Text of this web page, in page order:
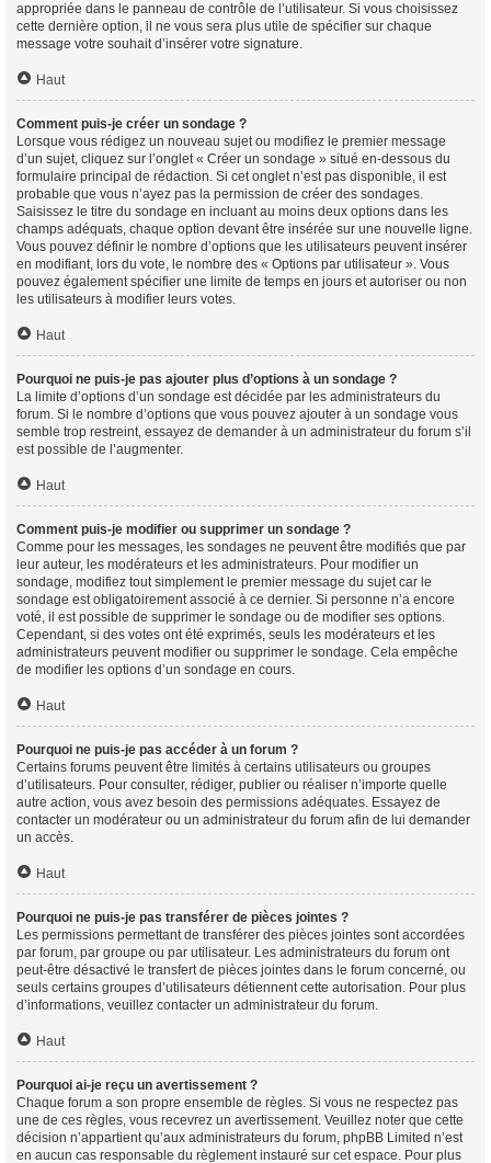
appropriée dans le panneau de contrôle de l’utilisateur. Si vous choisissez
cette dernière option, il ne vous sera plus utile de spécifier sur chaque
message votre souhait d’insérer votre signature.
Haut
Comment puis-je créer un sondage ?
Lorsque vous rédigez un nouveau sujet ou modifiez le premier message
d’un sujet, cliquez sur l’onglet « Créer un sondage » situé en-dessous du
formulaire principal de rédaction. Si cet onglet n’est pas disponible, il est
probable que vous n’ayez pas la permission de créer des sondages.
Saisissez le titre du sondage en incluant au moins deux options dans les
champs adéquats, chaque option devant être insérée sur une nouvelle ligne.
Vous pouvez définir le nombre d’options que les utilisateurs peuvent insérer
en modifiant, lors du vote, le nombre des « Options par utilisateur ». Vous
pouvez également spécifier une limite de temps en jours et autoriser ou non
les utilisateurs à modifier leurs votes.
Haut
Pourquoi ne puis-je pas ajouter plus d’options à un sondage ?
La limite d’options d’un sondage est décidée par les administrateurs du
forum. Si le nombre d’options que vous pouvez ajouter à un sondage vous
semble trop restreint, essayez de demander à un administrateur du forum s’il
est possible de l’augmenter.
Haut
Comment puis-je modifier ou supprimer un sondage ?
Comme pour les messages, les sondages ne peuvent être modifiés que par
leur auteur, les modérateurs et les administrateurs. Pour modifier un
sondage, modifiez tout simplement le premier message du sujet car le
sondage est obligatoirement associé à ce dernier. Si personne n’a encore
voté, il est possible de supprimer le sondage ou de modifier ses options.
Cependant, si des votes ont été exprimés, seuls les modérateurs et les
administrateurs peuvent modifier ou supprimer le sondage. Cela empêche
de modifier les options d’un sondage en cours.
Haut
Pourquoi ne puis-je pas accéder à un forum ?
Certains forums peuvent être limités à certains utilisateurs ou groupes
d’utilisateurs. Pour consulter, rédiger, publier ou réaliser n’importe quelle
autre action, vous avez besoin des permissions adéquates. Essayez de
contacter un modérateur ou un administrateur du forum afin de lui demander
un accès.
Haut
Pourquoi ne puis-je pas transférer de pièces jointes ?
Les permissions permettant de transférer des pièces jointes sont accordées
par forum, par groupe ou par utilisateur. Les administrateurs du forum ont
peut-être désactivé le transfert de pièces jointes dans le forum concerné, ou
seuls certains groupes d’utilisateurs détiennent cette autorisation. Pour plus
d’informations, veuillez contacter un administrateur du forum.
Haut
Pourquoi ai-je reçu un avertissement ?
Chaque forum a son propre ensemble de règles. Si vous ne respectez pas
une de ces règles, vous recevrez un avertissement. Veuillez noter que cette
décision n’appartient qu’aux administrateurs du forum, phpBB Limited n’est
en aucun cas responsable du règlement instauré sur cet espace. Pour plus